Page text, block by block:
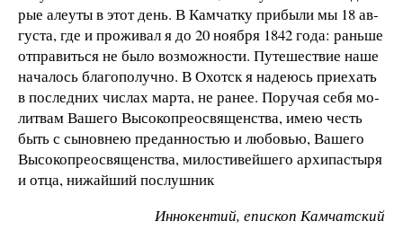
рые але­у­ты в этот день. В Кам­чат­ку при­бы­ли мы 18 ав­
гу­с­та, где и про­жи­вал я до 20 но­я­б­ря 1842 го­да: рань­ше
от­пра­вить­ся не бы­ло воз­мож­но­с­ти. Пу­те­ше­ст­вие на­ше
на­ча­лось бла­го­по­луч­но. В Охотск я на­де­юсь при­ехать
в по­след­них чис­лах мар­та, не ра­нее. По­ру­чая се­бя мо­
лит­вам Ва­ше­го Вы­со­ко­пре­о­с­вя­щен­ст­ва, имею честь
быть с сы­нов­нею пре­дан­но­с­тью и лю­бо­вью, Ва­ше­го
Вы­со­ко­пре­о­с­вя­щен­ст­ва, ми­ло­с­ти­вей­ше­го ар­хи­па­с­ты­ря
и от­ца, ни­жай­ший по­слуш­ник
Ин­но­кен­тий, епи­с­коп Кам­чат­ский